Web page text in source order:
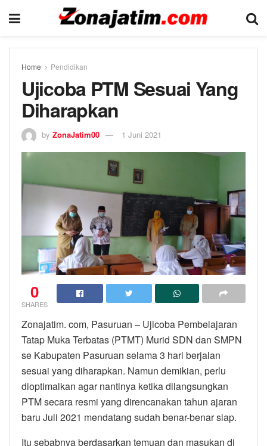
Home Pendidikan
Ujicoba PTM Sesuai Yang
Diharapkan
by ZonaJatim00 1 Juni 2021
0
SHARES
Zonajatim. com, Pasuruan – Ujicoba Pembelajaran
Tatap Muka Terbatas (PTMT) Murid SDN dan SMPN
se Kabupaten Pasuruan selama 3 hari berjalan
sesuai yang diharapkan. Namun demikian, perlu
dioptimalkan agar nantinya ketika dilangsungkan
PTM secara resmi yang direncanakan tahun ajaran
baru Juli 2021 mendatang sudah benar-benar siap.
Itu sebabnya berdasarkan temuan dan masukan di